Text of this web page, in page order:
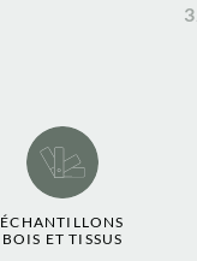
ÉCHANTILLONS
BOIS ET TISSUS